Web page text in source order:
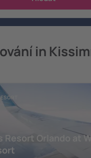
in
Resort Orlando at